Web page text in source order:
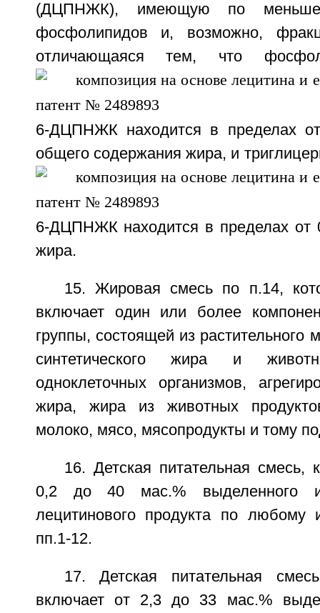
(ДЦПНЖК), имеющую по
фосфолипидов и, возможно,
отличающаяся тем, что
6-ДЦПНЖК находится в пределах
общего содержания жира, и
6-ДЦПНЖК находится в пределах от
жира.
15. Жировая смесь по п.14,
включает один или более
группы, состоящей из растительного
синтетического жира и
одноклеточных организмов,
жира, жира из животных
молоко, мясо, мясопродукты и тому
16. Детская питательная смесь,
0,2 до 40 мас.% выделенного
лецитинового продукта по любому
пп.1-12.
17. Детская питательная
включает от 2,3 до 33 мас.%